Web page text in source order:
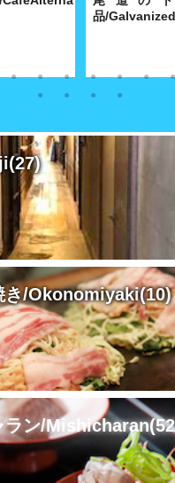
築島(明神)小
品/
内海製作所(大正9
ン・グッズ
(27)
き/Okonomiyaki(10)
ラン/Mishicharan